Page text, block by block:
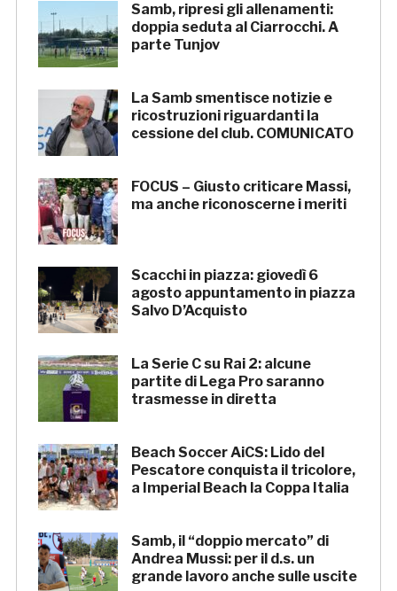
Samb, ripresi gli allenamenti:
doppia seduta al Ciarrocchi. A
parte Tunjov
La Samb smentisce notizie e
ricostruzioni riguardanti la
cessione del club. COMUNICATO
FOCUS – Giusto criticare Massi,
ma anche riconoscerne i meriti
Scacchi in piazza: giovedì 6
agosto appuntamento in piazza
Salvo D’Acquisto
La Serie C su Rai 2: alcune
partite di Lega Pro saranno
trasmesse in diretta
Beach Soccer AiCS: Lido del
Pescatore conquista il tricolore,
a Imperial Beach la Coppa Italia
Samb, il “doppio mercato” di
Andrea Mussi: per il d.s. un
grande lavoro anche sulle uscite